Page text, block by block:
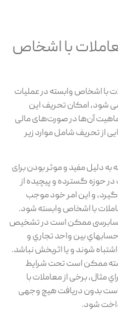
با اشخاص
با اشخاص وابسته در عملیات
شود، امکان تحریف این
آن‌ها در صورت‌های مالی
از تحریف شامل موارد زیر
دلیل مفید و موثر بودن برای
حوزه گسترده و پیچیده از
و این امر خود موجب
با اشخاص وابسته شود.
ممکن است در تشخیص
بین واحد تجاري و
شوند و یا اثربخش نباشد.
ممکن است تحت شرایط
مثال، برخی از معاملات با
بدون دریافت هیچ وجهی
شود.